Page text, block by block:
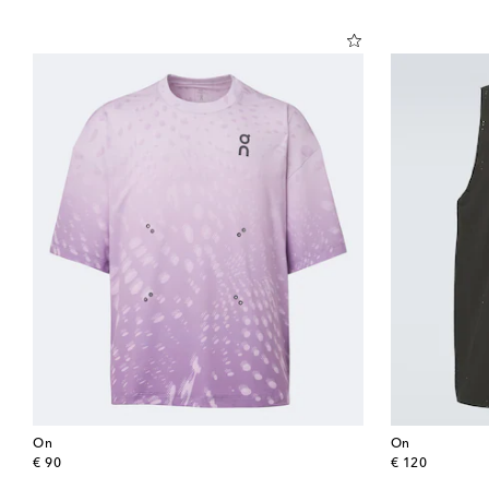
On
€ 90
original price
On
€ 120
original price